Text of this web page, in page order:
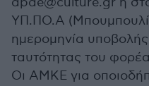
ΥΠ.ΠΟ.Α
ημερομηνία
ταυτότητας του
Οι ΑΜΚΕ για